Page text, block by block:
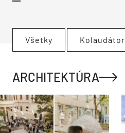
Všetky Kolaudátor
ARCHITEKTÚRA